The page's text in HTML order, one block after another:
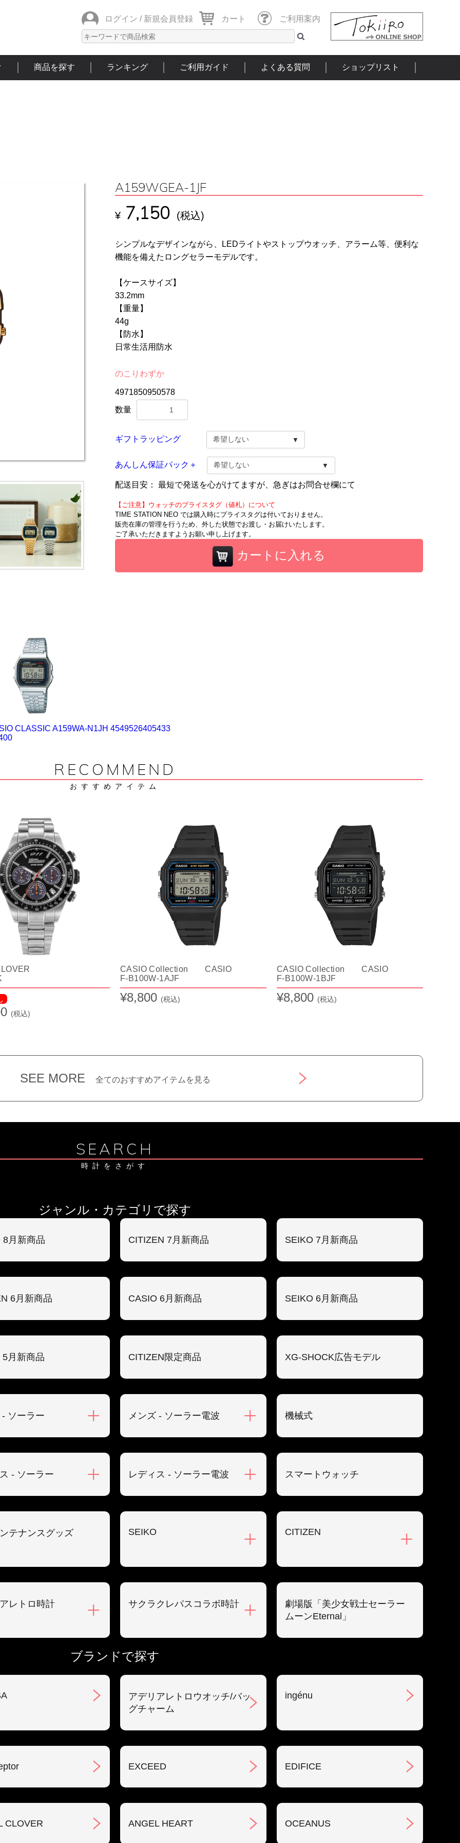
ログイン / 新規会員登録 カート ご利用案内
商品を探す ランキング ご利用ガイド よくある質問 ショップリスト
A159WGEA-1JF
¥ 7,150 (税込)
シンプルなデザインながら、LEDライトやストップウオッチ、アラーム等、便利な
機能を備えたロングセラーモデルです。
【ケースサイズ】
33.2mm
【重量】
44g
【防水】
日常生活用防水
のこりわずか
4971850950578
数量
ギフトラッピング
あんしん保証パック＋
配送目安： 最短で発送を心がけてますが、急ぎはお問合せ欄にて
【ご注意】ウォッチのプライスタグ（値札）について
TIME STATION NEO では購入時にプライスタグは付いておりません。
販売在庫の管理を行うため、外した状態でお渡し・お届けいたします。
ご了承いただきますようお願い申し上げます。
カートに入れる
CLASSIC A159WA-N1JH 4549526405433
RECOMMEND
おすすめアイテム
(税込)
CASIO Collection CASIO
F-B100W-1AJF
¥8,800 (税込)
CASIO Collection CASIO
F-B100W-1BJF
¥8,800 (税込)
SEE MORE 全てのおすすめアイテムを見る
SEARCH
時計をさがす
ジャンル・カテゴリで探す
8月新商品 CITIZEN 7月新商品 SEIKO 7月新商品
6月新商品 CASIO 6月新商品 SEIKO 6月新商品
5月新商品 CITIZEN限定商品 XG-SHOCK広告モデル
ソーラー メンズ - ソーラー電波 機械式
- ソーラー レディス - ソーラー電波 スマートウォッチ
テナンスグッズ SEIKO CITIZEN
レトロ時計 サクラクレパスコラボ時計
劇場版「美少女戦士セーラー
ムーンEternal」
ブランドで探す
アデリアレトロウオッチ/バッ
グチャーム
ingénu
EXCEED EDIFICE
CLOVER ANGEL HEART OCEANUS